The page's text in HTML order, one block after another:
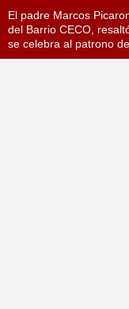
El padre Marcos
del Barrio CECO,
se celebra al patrono